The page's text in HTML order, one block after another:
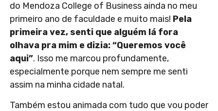
do Mendoza College of Business ainda no meu
primeiro ano de faculdade e muito mais! Pela
primeira vez, senti que alguém lá fora
olhava pra mim e dizia: “Queremos você
aqui”. Isso me marcou profundamente,
especialmente porque nem sempre me senti
assim na minha cidade natal.
Também estou animada com tudo que vou poder